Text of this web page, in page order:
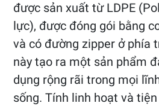
được sản xuất từ LDPE
lực), được đóng gói bằng
và có đường zipper ở phía
này tạo ra một sản phẩm
dụng rộng rãi trong mọi
sống. Tính linh hoạt và